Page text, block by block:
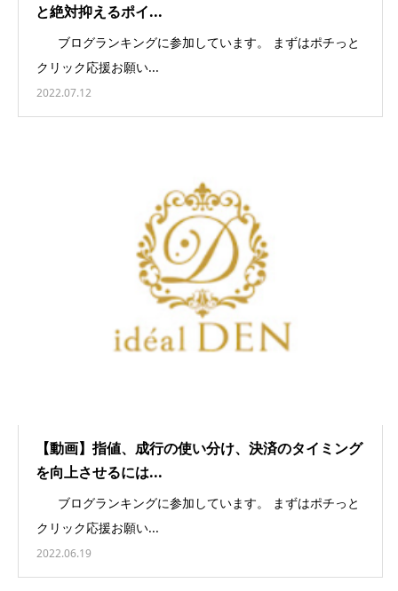
と絶対抑えるポイ...
ブログランキングに参加しています。 まずはポチっと
クリック応援お願い...
2022.07.12
【動画】指値、成行の使い分け、決済のタイミング
を向上させるには...
ブログランキングに参加しています。 まずはポチっと
クリック応援お願い...
2022.06.19